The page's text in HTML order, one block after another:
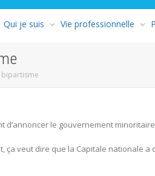
Qui je suis Vie professionnelle
bipartisme
d’annoncer le gouvernement
ça veut dire que la Capitale nationale a